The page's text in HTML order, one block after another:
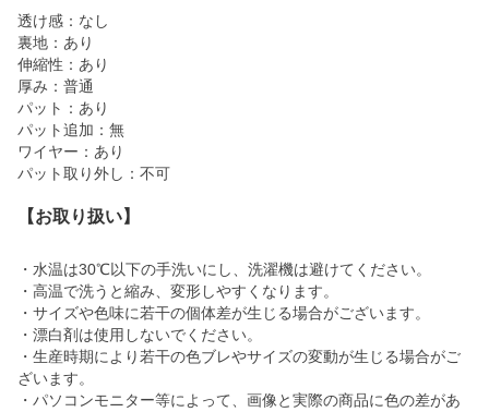
透け感：なし
裏地：あり
伸縮性：あり
厚み：普通
パット：あり
パット追加：無
ワイヤー：あり
パット取り外し：不可
【お取り扱い】
・水温は30℃以下の手洗いにし、洗濯機は避けてください。
・高温で洗うと縮み、変形しやすくなります。
・サイズや色味に若干の個体差が生じる場合がございます。
・漂白剤は使用しないでください。
・生産時期により若干の色ブレやサイズの変動が生じる場合がご
ざいます。
・パソコンモニター等によって、画像と実際の商品に色の差があ